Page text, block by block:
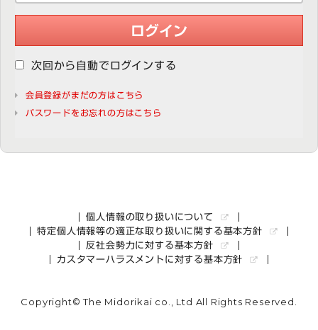
ログイン
次回から自動でログインする
会員登録がまだの方はこちら
パスワードをお忘れの方はこちら
個人情報の取り扱いについて
特定個人情報等の適正な取り扱いに関する基本方針
反社会勢力に対する基本方針
カスタマーハラスメントに対する基本方針
Copyright© The Midorikai co., Ltd All Rights Reserved.